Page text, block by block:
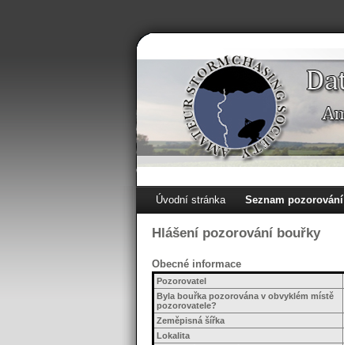
Úvodní stránka Seznam pozorování
Hlášení pozorování bouřky
Obecné informace
Pozorovatel
Byla bouřka pozorována v obvyklém místě
pozorovatele?
Zeměpisná šířka
Lokalita